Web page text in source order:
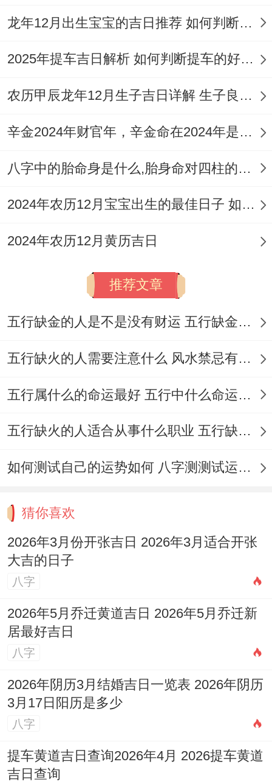
马、除服、成
葬、移柩
年3
月20
月
初
星
五
宜:纳财、开
易、开光、安
床、上梁、盖
基
猪
煞
98
选择开业日子，不只是是看哪一天写着「宜
开业」那么不复杂，在此 面有许多讲究.大
家都知道得避开与自己生肖相冲的日子，就
像你属马 那就最佳别选冲马的3月3日；
是日子吉利还不够;一天之中的具体时辰也有
吉凶之分；所以选好了日子，最佳在仔细看
适宜做什么与有哪些事件是忌讳的；这样才
像3月3日正月十五（元宵节）。自身就是个
团圆喜庆的日子，又逢青龙黄道,寓意着事业
开始就能得到祥瑞照耀，一路光明. 而3月20
日二月初二 俗称「龙抬头」;是民间认位阳
气生发、万物复苏的好日子，这天开业、寓
意事业抬头，蒸蒸日上。
当然啦、黄历只是提供了一个参考框架。最
关键的是日子要适合你自己，最佳能结合老
板还有重要合伙人的生辰八字来多在领域 考
龙年12月出生宝宝的吉日推荐 如何判断吉日是否适合宝宝
2025年提车吉日解析 如何判断提车的好日子
农历甲辰龙年12月生子吉日详解 生子良辰的影响因素
辛金2024年财官年，辛金命在2024年是财官年还是财印年
八字中的胎命身是什么,胎身命对四柱的影响
2024年农历12月宝宝出生的最佳日子 如何挑选适合的吉日
2024年农历12月黄历吉日
推荐文章
五行缺金的人是不是没有财运 五行缺金的人命运好不好
五行缺火的人需要注意什么 风水禁忌有哪些
五行属什么的命运最好 五行中什么命运势旺盛
五行缺火的人适合从事什么职业 五行缺火的人适合从事的职业有哪些
如何测试自己的运势如何 八字测测试运运程
猜你喜欢
2026年3月份开张吉日 2026年3月适合开张
大吉的日子
八字
2026年5月乔迁黄道吉日 2026年5月乔迁新
居最好吉日
八字
2026年阴历3月结婚吉日一览表 2026年阴历
3月17日阳历是多少
八字
提车黄道吉日查询2026年4月 2026提车黄道
吉日查询